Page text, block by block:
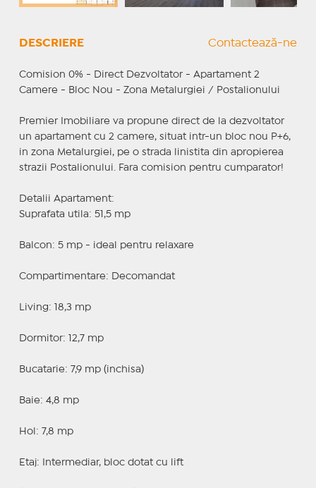
DESCRIERE Contactează-ne
Comision 0% - Direct Dezvoltator - Apartament 2
Camere - Bloc Nou - Zona Metalurgiei / Postalionului
Premier Imobiliare va propune direct de la dezvoltator
un apartament cu 2 camere, situat intr-un bloc nou P+6,
in zona Metalurgiei, pe o strada linistita din apropierea
strazii Postalionului. Fara comision pentru cumparator!
Detalii Apartament:
Suprafata utila: 51,5 mp
Balcon: 5 mp - ideal pentru relaxare
Compartimentare: Decomandat
Living: 18,3 mp
Dormitor: 12,7 mp
Bucatarie: 7,9 mp (inchisa)
Baie: 4,8 mp
Hol: 7,8 mp
Etaj: Intermediar, bloc dotat cu lift